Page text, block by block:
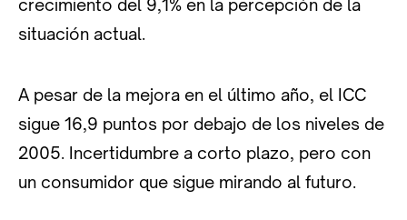
crecimiento del 9,1% en la percepción de la
situación actual.
A pesar de la mejora en el último año, el ICC
sigue 16,9 puntos por debajo de los niveles de
2005. Incertidumbre a corto plazo, pero con
un consumidor que sigue mirando al futuro.